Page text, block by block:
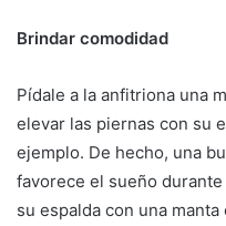
Brindar comodidad
Pídale a la anfitriona una
elevar las piernas con su
ejemplo. De hecho, una
favorece el sueño
su espalda con una